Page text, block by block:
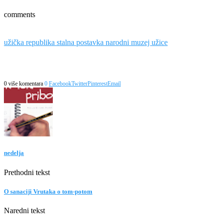
comments
užička republika stalna postavka narodni muzej užice
0 više komentara 0 FacebookTwitterPinterestEmail
nedelja
Prethodni tekst
O sanaciji Vrutaka o tom-potom
Naredni tekst